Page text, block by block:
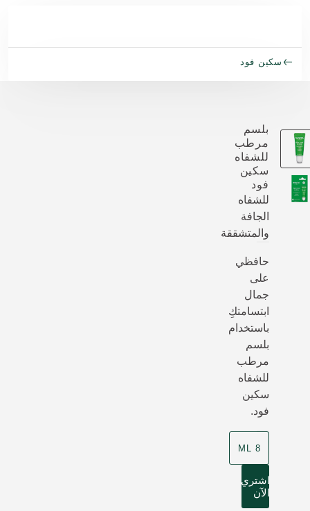
سكين فود
بلسم
مرطب
للشفاه
سكين
فود
للشفاه
الجافة
والمتشققة
حافظي
على
جمال
ابتسامتكِ
باستخدام
بلسم
مرطب
للشفاه
سكين
فود.
8 ML
اشتري
الآن